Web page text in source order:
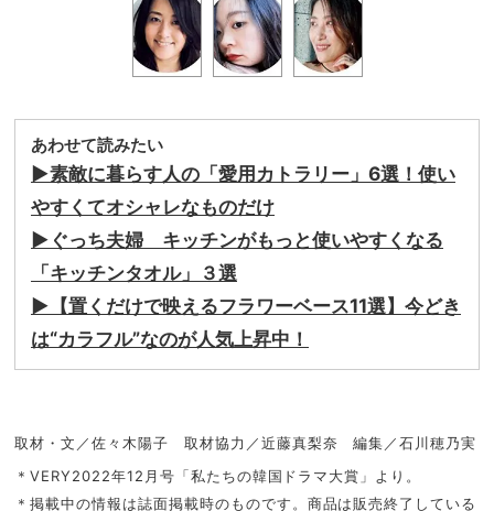
あわせて読みたい
▶︎素敵に暮らす人の「愛用カトラリー」6選！使い
やすくてオシャレなものだけ
▶︎ぐっち夫婦 キッチンがもっと使いやすくなる
「キッチンタオル」３選
▶︎【置くだけで映えるフラワーベース11選】今どき
は“カラフル”なのが人気上昇中！
取材・文／佐々木陽子 取材協力／近藤真梨奈 編集／石川穂乃実
＊VERY2022年12月号「私たちの韓国ドラマ大賞」より。
＊掲載中の情報は誌面掲載時のものです。商品は販売終了している